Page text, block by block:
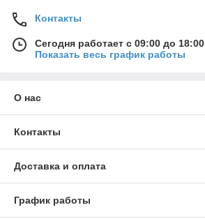
Контакты
Сегодня работает с 09:00 до 18:00
Показать весь график работы
О нас
Контакты
Доставка и оплата
График работы